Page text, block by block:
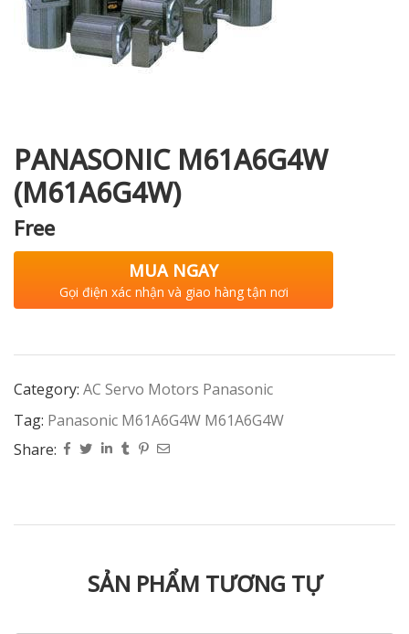
PANASONIC M61A6G4W
(M61A6G4W)
Free
MUA NGAY
Gọi điện xác nhận và giao hàng tận nơi
Category: AC Servo Motors Panasonic
Tag: Panasonic M61A6G4W M61A6G4W
Share:
SẢN PHẨM TƯƠNG TỰ